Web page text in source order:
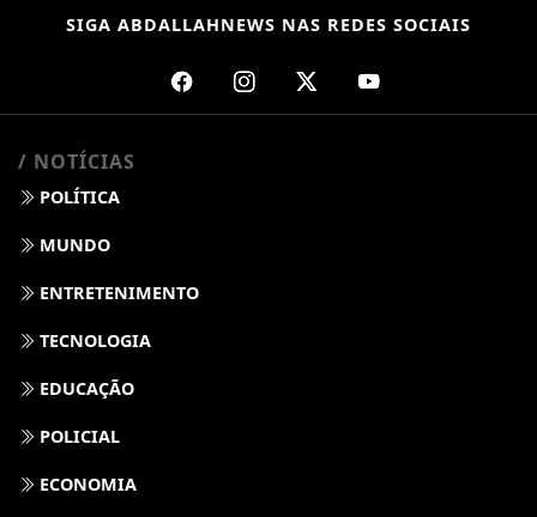
SIGA ABDALLAHNEWS NAS REDES SOCIAIS
/ NOTÍCIAS
POLÍTICA
MUNDO
ENTRETENIMENTO
TECNOLOGIA
EDUCAÇÃO
POLICIAL
ECONOMIA